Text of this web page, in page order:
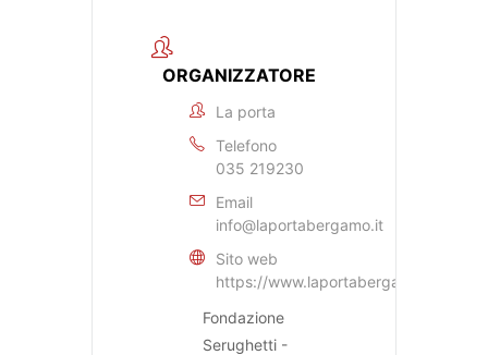
ORGANIZZATORE
La porta
Telefono
035 219230
Email
info@laportabergamo.it
Sito web
https://www.laportabergamo.it
Fondazione
Serughetti -